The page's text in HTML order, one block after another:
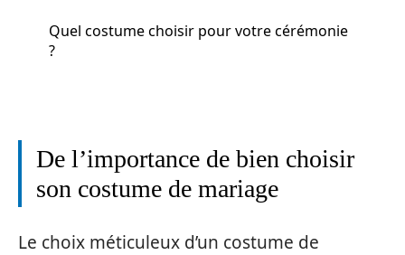
Quel costume choisir pour votre cérémonie
?
De l’importance de bien choisir
son costume de mariage
Le choix méticuleux d’un costume de